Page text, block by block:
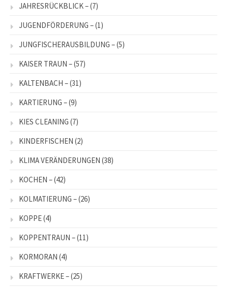
JAHRESRÜCKBLICK –(7)
JUGENDFÖRDERUNG –(1)
JUNGFISCHERAUSBILDUNG –(5)
KAISER TRAUN –(57)
KALTENBACH –(31)
KARTIERUNG –(9)
KIES CLEANING (7)
KINDERFISCHEN (2)
KLIMA VERÄNDERUNGEN (38)
KOCHEN –(42)
KOLMATIERUNG –(26)
KOPPE(4)
KOPPENTRAUN –(11)
KORMORAN (4)
KRAFTWERKE –(25)